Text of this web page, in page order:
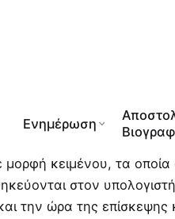
Ενημέρωση
κειμένου, τα
στον
την ώρα της